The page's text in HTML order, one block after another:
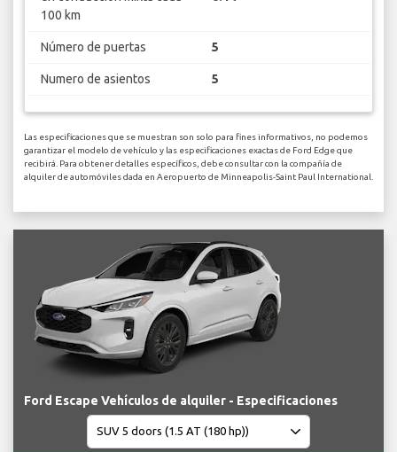
100 km
Número de puertas 5
Numero de asientos 5
Las especificaciones que se muestran son solo para fines informativos, no podemos
garantizar el modelo de vehículo y las especificaciones exactas de Ford Edge que
recibirá. Para obtener detalles específicos, debe consultar con la compañía de
alquiler de automóviles dada en Aeropuerto de Minneapolis-Saint Paul International.
Ford Escape Vehículos de alquiler - Especificaciones